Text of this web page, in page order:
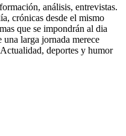
análisis, entrevistas.
crónicas desde el mismo
que se impondrán al dia
una larga jornada merece
deportes y humor